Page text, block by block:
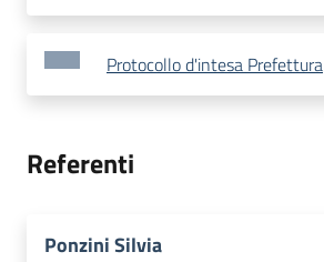
Protocollo d'intesa Prefettura
Referenti
Ponzini Silvia